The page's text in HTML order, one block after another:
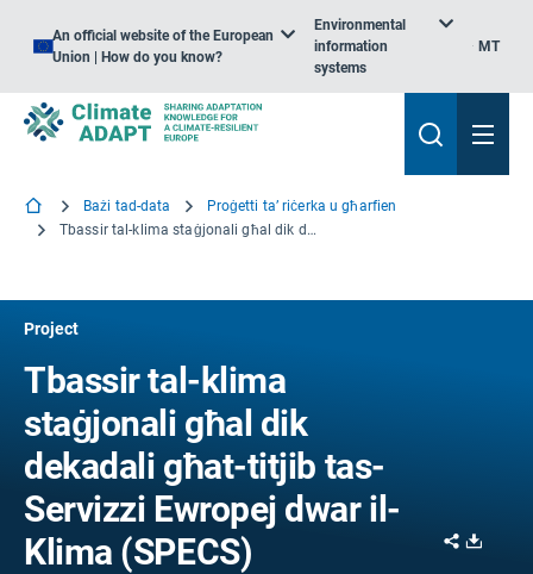
An official website of the European
Union | How do you know?
Environmental
information
systems
MT
Bażi tad-data
Proġetti ta’ riċerka u għarfien
Tbassir tal-klima staġjonali għal dik dekadali għat-titjib tas-Servizzi Ewropej dwar il-Klima
Project
Tbassir tal-klima
staġjonali għal dik
dekadali għat-titjib tas-
Servizzi Ewropej dwar il-
Klima (SPECS)
Share